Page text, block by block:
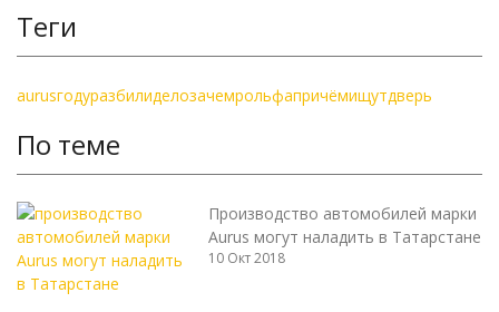
Теги
aurusгодуразбилиделозачемрольфапричёмищутдверь
По теме
Производство автомобилей марки
Aurus могут наладить в Татарстане
10 Окт 2018